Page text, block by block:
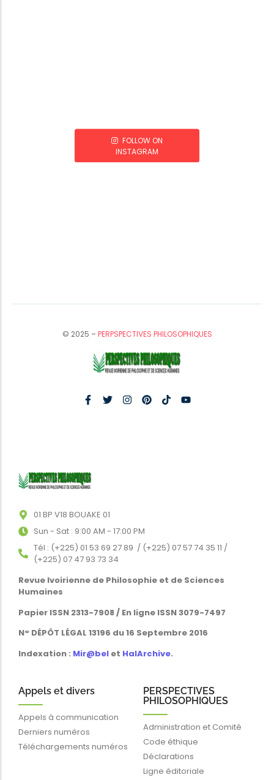
FOLLOW ON
INSTAGRAM
© 2025 –PERPSPECTIVES PHILOSOPHIQUES
01 BP V18 BOUAKE 01
Sun - Sat : 9:00 AM - 17:00 PM
Tél : (+225) 01 53 69 27 89 / (+225) 07 57 74 35 11 /
(+225) 07 47 93 73 34
Revue Ivoirienne de Philosophie et de Sciences
Humaines
Papier ISSN 2313-7908 / En ligne ISSN 3079-7497
N° DÉPÔT LÉGAL 13196 du 16 Septembre 2016
Indexation : Mir@bel et HalArchive.
Appels et divers
Appels à communication
Derniers numéros
Téléchargements numéros
PERSPECTIVES
PHILOSOPHIQUES
Administration et Comité
Code éthique
Déclarations
Ligne éditoriale